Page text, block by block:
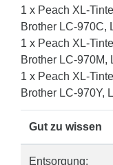
1 x Peach XL-
Brother LC-970C,
1 x Peach XL-
Brother LC-970M,
1 x Peach XL-
Brother LC-970Y,
Gut zu wissen
Entsorgung: